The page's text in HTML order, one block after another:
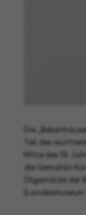
Die
Teil des
Mitte des 19.
die Gemahlin
Ölgemälde der